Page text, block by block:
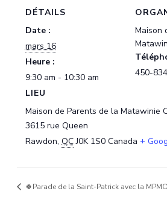
DÉTAILS
Date :
mars 16
Heure :
9:30 am - 10:30 am
LIEU
Maison de Parents de la Matawinie
3615 rue Queen
Rawdon, QC J0K 1S0 Canada +
Maison
450-
🍀Parade de la Saint-Patrick avec la